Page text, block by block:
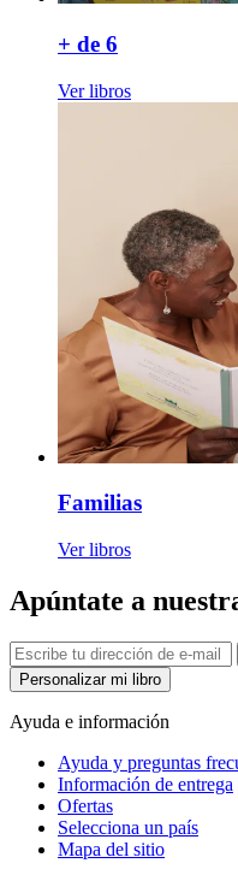
+ de 6
Ver libros
Familias
Ver libros
Apúntate a
Personalizar mi libro
Ayuda e información
Ayuda y preguntas
Información de entrega
Ofertas
Selecciona un país
Mapa del sitio